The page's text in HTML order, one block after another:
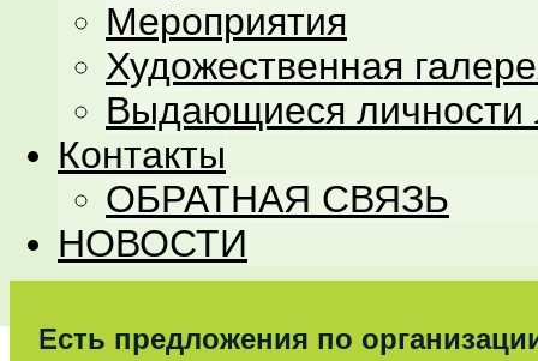
Мероприятия
Художественная
Выдающиеся личности
Контакты
ОБРАТНАЯ СВЯЗЬ
НОВОСТИ
Есть предложения по